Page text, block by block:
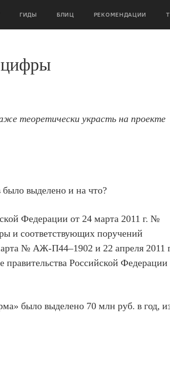
ГИДЫ БЛИЦ РЕКОМЕНДАЦИИ
цифры
теоретически украсть на проекте
выделено и на что?
Федерации от 24 марта 2011 г. №
и соответствующих поручений
№ АЖ-П44–1902 и 22 апреля 2011
Российской Федерации
было выделено 70 млн руб. в год,